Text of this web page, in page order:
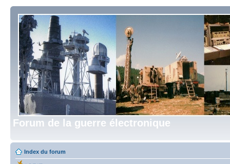
Forum de la guerre électronique
Index du forum